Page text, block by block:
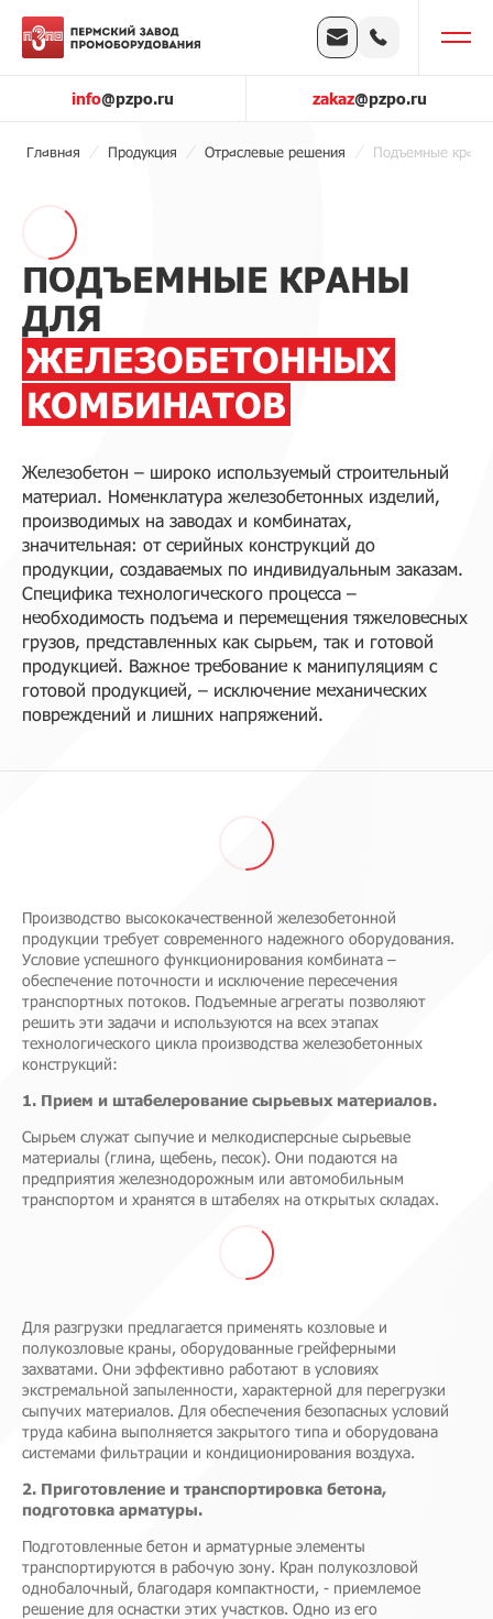
info@pzpo.ru zakaz@pzpo.ru
Главная Продукция Отраслевые решения Подъемные
ПОДЪЕМНЫЕ КРАНЫ
ДЛЯ
ЖЕЛЕЗОБЕТОННЫХ
КОМБИНАТОВ
Железобетон – широко используемый строительный
материал. Номенклатура железобетонных изделий,
производимых на заводах и комбинатах,
значительная: от серийных конструкций до
продукции, создаваемых по индивидуальным заказам.
Специфика технологического процесса –
необходимость подъема и перемещения тяжеловесных
грузов, представленных как сырьем, так и готовой
продукцией. Важное требование к манипуляциям с
готовой продукцией, – исключение механических
повреждений и лишних напряжений.
Производство высококачественной железобетонной
продукции требует современного надежного оборудования.
Условие успешного функционирования комбината –
обеспечение поточности и исключение пересечения
транспортных потоков. Подъемные агрегаты позволяют
решить эти задачи и используются на всех этапах
технологического цикла производства железобетонных
конструкций:
1. Прием и штабелерование сырьевых материалов.
Сырьем служат сыпучие и мелкодисперсные сырьевые
материалы (глина, щебень, песок). Они подаются на
предприятия железнодорожным или автомобильным
транспортом и хранятся в штабелях на открытых складах.
Для разгрузки предлагается применять козловые и
полукозловые краны, оборудованные грейферными
захватами. Они эффективно работают в условиях
экстремальной запыленности, характерной для перегрузки
сыпучих материалов. Для обеспечения безопасных условий
труда кабина выполняется закрытого типа и оборудована
системами фильтрации и кондиционирования воздуха.
2. Приготовление и транспортировка бетона,
подготовка арматуры.
Подготовленные бетон и арматурные элементы
транспортируются в рабочую зону. Кран полукозловой
однобалочный, благодаря компактности, - приемлемое
решение для оснастки этих участков. Одно из его